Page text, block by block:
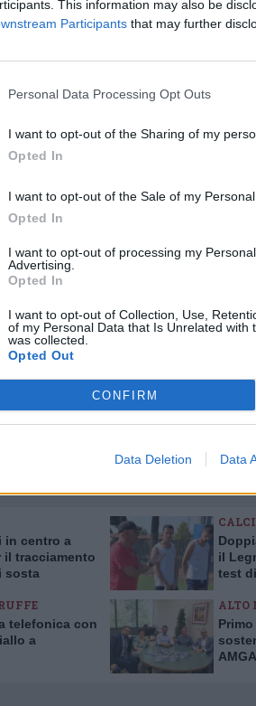
This information may also be
Participants that may further
Personal Data Processing Opt Outs
I want to opt-out of the Sharing of my
Opted In
I want to opt-out of the Sale of my Personal
Opted In
I want to opt-out of processing my
Advertising.
Opted In
I want to opt-out of Collection, Use,
of my Personal Data that Is Unrelated with
was collected.
Opted Out
CONFIRM
Data Deletion Data
abbiamo a cuore l'informazione del
sempre in prima linea per informarvi in
per commentare questo
ai visitatori. Il contenuto di questo commento
che rimane autonoma e
dai singoli lettori che possono essere
o più link a siti esterni verranno rimossi in
in centro a
il tracciamento
sosta
il
test
telefonica con
a
ALTO